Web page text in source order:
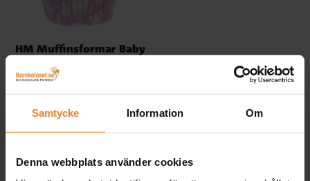
Samtycke Information Om
Denna webbplats använder cookies
HM Muffinsformar Baby
KÖP
Du har sett 5 av 41 produkter